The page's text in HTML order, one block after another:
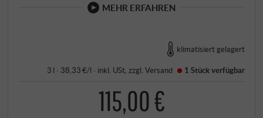
MEHR ERFAHREN
klimatisiert gelagert
3 l · 38,33 €/l · inkl. USt , zzgl.Versand 1 Stückverfügbar
115,00 €